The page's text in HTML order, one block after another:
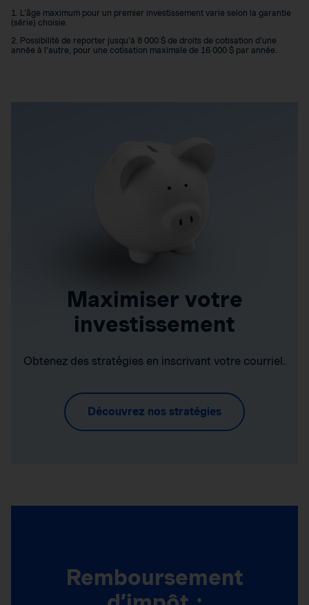
1. L’âge maximum pour un premier investissement varie selon la garantie
(série) choisie.
2. Possibilité de reporter jusqu’à 8 000 $ de droits de cotisation d’une
année à l’autre, pour une cotisation maximale de 16 000 $ par année.
Maximiser votre
investissement
Obtenez des stratégies en inscrivant votre courriel.
Découvrez nos stratégies
Remboursement